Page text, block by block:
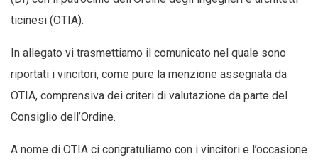
ticinesi (OTIA).
In allegato vi trasmettiamo il comunicato nel quale sono
riportati i vincitori, come pure la menzione assegnata da
OTIA, comprensiva dei criteri di valutazione da parte del
Consiglio dell’Ordine.
A nome di OTIA ci congratuliamo con i vincitori e l’occasione